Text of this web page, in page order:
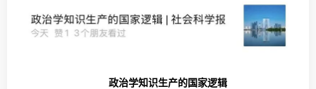
政治学知识生产的国家逻辑